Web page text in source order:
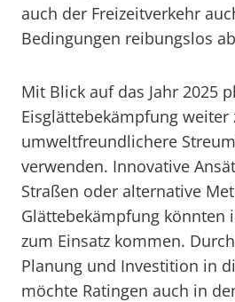
auch der Freizeitverkehr
Bedingungen reibungslos
Mit Blick auf das Jahr 2025
Eisglättebekämpfung
umweltfreundlichere
verwenden. Innovative
Straßen oder alternative
Glättebekämpfung könnten
zum Einsatz kommen.
Planung und Investition in
möchte Ratingen auch in